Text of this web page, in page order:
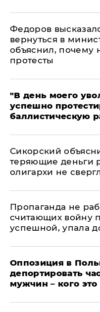
Федоров
вернуться в
объяснил, почему
протесты
​"В день моего
успешно
баллистическую
Сикорский
теряющие деньги
олигархи не
​Пропаганда не
считающих войну
успешной, упала
Оппозиция в
депортировать
мужчин – кого